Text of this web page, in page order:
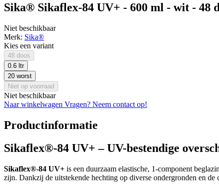
Sika® Sikaflex-84 UV+ - 600 ml - wit - 48
Niet beschikbaar
Merk: Sika®
Kies een variant
48 doos
0.6 ltr
20 worst
Niet op voorraad
Niet beschikbaar
Naar winkelwagen Vragen? Neem contact op!
Productinformatie
Sikaflex®-84 UV+ – UV-bestendige
Sikaflex®-84 UV+ is een duurzaam elastische, 1-component
zijn. Dankzij de uitstekende hechting op diverse ondergronden en